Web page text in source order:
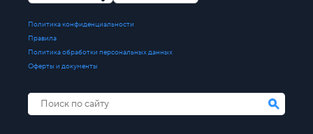
Политика конфиденциальности
Правила
Политика обработки персональных данных
Оферты и документы